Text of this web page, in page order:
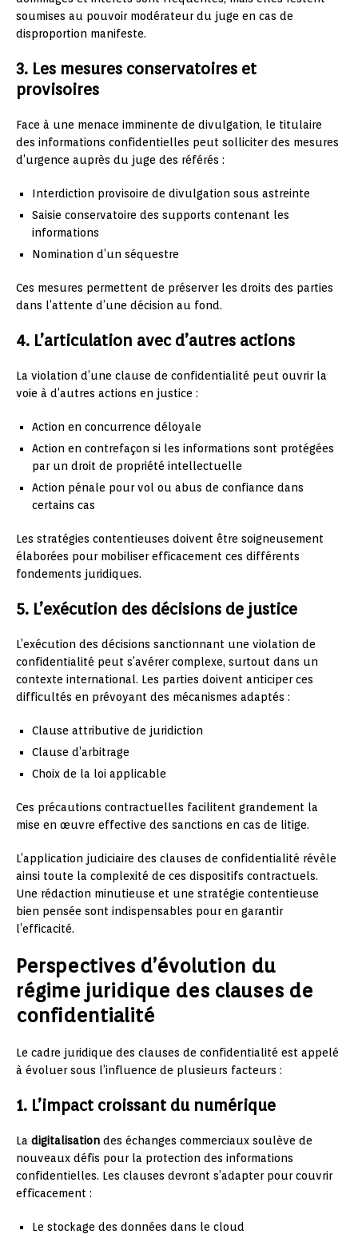
soumises au pouvoir modérateur du juge en cas de
disproportion manifeste.
3. Les mesures conservatoires et
provisoires
Face à une menace imminente de divulgation, le titulaire
des informations confidentielles peut solliciter des mesures
d’urgence auprès du juge des référés :
Interdiction provisoire de divulgation sous astreinte
Saisie conservatoire des supports contenant les
informations
Nomination d’un séquestre
Ces mesures permettent de préserver les droits des parties
dans l’attente d’une décision au fond.
4. L’articulation avec d’autres actions
La violation d’une clause de confidentialité peut ouvrir la
voie à d’autres actions en justice :
Action en concurrence déloyale
Action en contrefaçon si les informations sont protégées
par un droit de propriété intellectuelle
Action pénale pour vol ou abus de confiance dans
certains cas
Les stratégies contentieuses doivent être soigneusement
élaborées pour mobiliser efficacement ces différents
fondements juridiques.
5. L’exécution des décisions de justice
L’exécution des décisions sanctionnant une violation de
confidentialité peut s’avérer complexe, surtout dans un
contexte international. Les parties doivent anticiper ces
difficultés en prévoyant des mécanismes adaptés :
Clause attributive de juridiction
Clause d’arbitrage
Choix de la loi applicable
Ces précautions contractuelles facilitent grandement la
mise en œuvre effective des sanctions en cas de litige.
L’application judiciaire des clauses de confidentialité révèle
ainsi toute la complexité de ces dispositifs contractuels.
Une rédaction minutieuse et une stratégie contentieuse
bien pensée sont indispensables pour en garantir
l’efficacité.
Perspectives d’évolution du
régime juridique des clauses de
confidentialité
Le cadre juridique des clauses de confidentialité est appelé
à évoluer sous l’influence de plusieurs facteurs :
1. L’impact croissant du numérique
La digitalisation des échanges commerciaux soulève de
nouveaux défis pour la protection des informations
confidentielles. Les clauses devront s’adapter pour couvrir
efficacement :
Le stockage des données dans le cloud